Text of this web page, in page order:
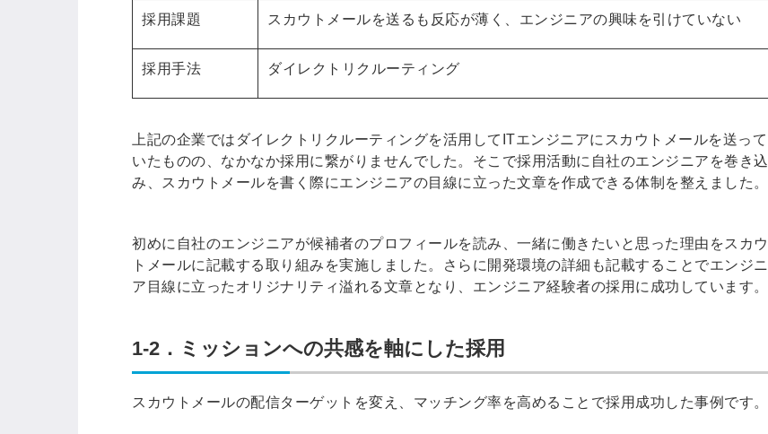
採用課題 スカウトメールを送るも反応が薄く、エンジニアの興味を引けていない
採用手法 ダイレクトリクルーティング
上記の企業ではダイレクトリクルーティングを活用してITエンジニアにスカウトメールを送って
いたものの、なかなか採用に繋がりませんでした。そこで採用活動に自社のエンジニアを巻き込
み、スカウトメールを書く際にエンジニアの目線に立った文章を作成できる体制を整えました。
初めに自社のエンジニアが候補者のプロフィールを読み、一緒に働きたいと思った理由をスカウ
トメールに記載する取り組みを実施しました。さらに開発環境の詳細も記載することでエンジニ
ア目線に立ったオリジナリティ溢れる文章となり、エンジニア経験者の採用に成功しています。
1-2．ミッションへの共感を軸にした採用
スカウトメールの配信ターゲットを変え、マッチング率を高めることで採用成功した事例です。